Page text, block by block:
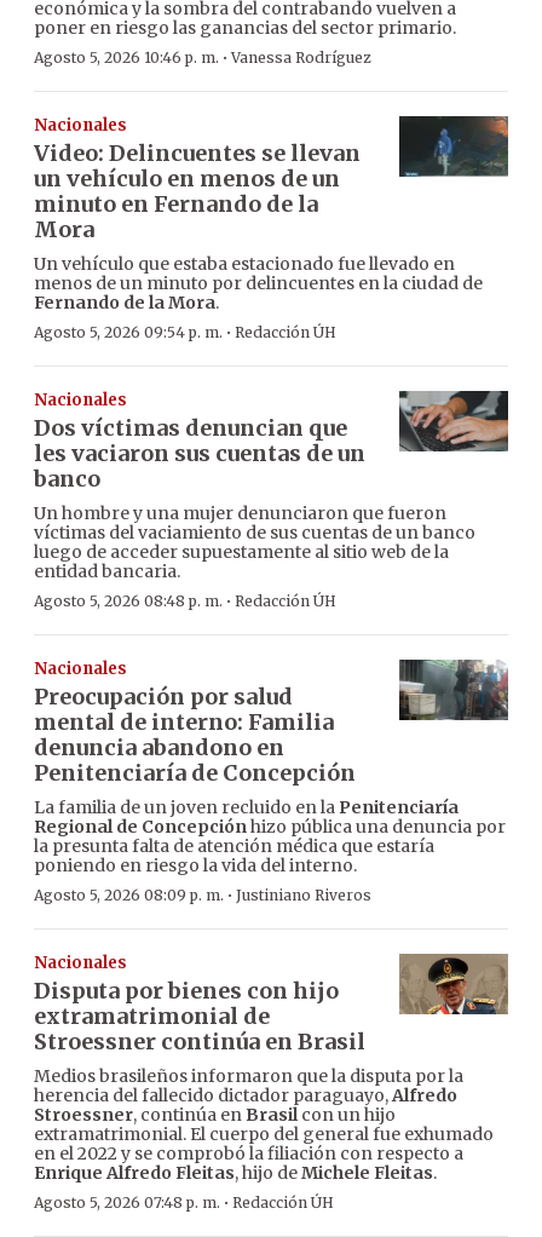
económica y la sombra del contrabando vuelven a
poner en riesgo las ganancias del sector primario.
Agosto 5, 2026 10:46 p. m. ·Vanessa Rodríguez
Nacionales
Video: Delincuentes se llevan
un vehículo en menos de un
minuto en Fernando de la
Mora
Un vehículo que estaba estacionado fue llevado en
menos de un minuto por delincuentes en la ciudad de
Fernando de la Mora.
Agosto 5, 2026 09:54 p. m. · Redacción ÚH
Nacionales
Dos víctimas denuncian que
les vaciaron sus cuentas de un
banco
Un hombre y una mujer denunciaron que fueron
víctimas del vaciamiento de sus cuentas de un banco
luego de acceder supuestamente al sitio web de la
entidad bancaria.
Agosto 5, 2026 08:48 p. m. · Redacción ÚH
Nacionales
Preocupación por salud
mental de interno: Familia
denuncia abandono en
Penitenciaría de Concepción
La familia de un joven recluido en la Penitenciaría
Regional de Concepción hizo pública una denuncia por
la presunta falta de atención médica que estaría
poniendo en riesgo la vida del interno.
Agosto 5, 2026 08:09 p. m. · Justiniano Riveros
Nacionales
Disputa por bienes con hijo
extramatrimonial de
Stroessner continúa en Brasil
Medios brasileños informaron que la disputa por la
herencia del fallecido dictador paraguayo,Alfredo
Stroessner, continúa en Brasil con un hijo
extramatrimonial. El cuerpo del general fue exhumado
en el 2022 y se comprobó la filiación con respecto a
Enrique Alfredo Fleitas, hijo deMichele Fleitas.
Agosto 5, 2026 07:48 p. m. · Redacción ÚH